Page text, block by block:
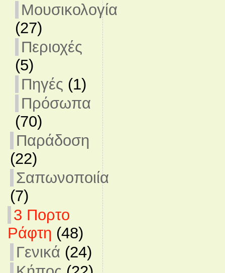
Μουσικολογία
(27)
Περιοχές
(5)
Πηγές (1)
Πρόσωπα
(70)
Παράδοση
(22)
Σαπωνοποιία
(7)
3 Πορτο
Ράφτη (48)
Γενικά (24)